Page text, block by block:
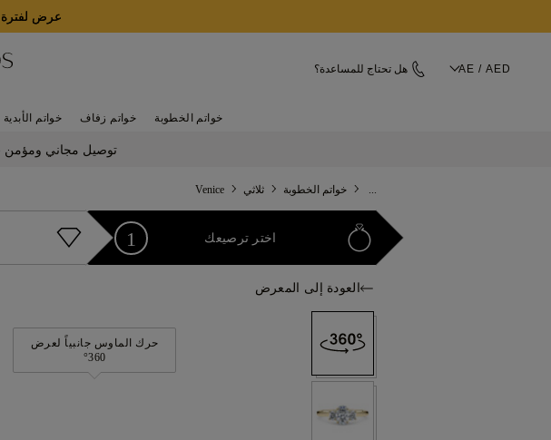
عرض
AE / AED هل تحتاج للمساعدة؟
خواتم الخطوبة خواتم زفاف خواتم الأبدية
توصيل مجاني ومؤمن
خواتم الخطوبة ثلاثي Venice
1 اختر ترصيعك
العودة إلى المعرض
حرك الماوس جانبياً لعرض
360°